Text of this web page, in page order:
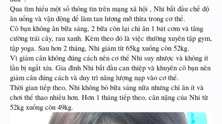
Qua tìm hiểu một số thông tin trên mạng xã hội , Nhi bắt đầu chế độ
ăn uống và vận động để làm tan lượng mỡ thừa trong cơ thể.
Cô bạn không ăn bữa sáng, 2 bữa còn lại chỉ ăn 1 bát cơm và tăng
cường trái cây, rau xanh. Kèm theo đó là việc thường xuyên tập gym,
tập yoga. Sau hơn 2 tháng, Nhi giảm từ 65kg xuống còn 52kg.
Vì giảm cân không đúng cách nên cơ thể Nhi suy nhược và không ít
lần bị ngất xỉu. Gia đình Nhi bắt đầu can thiệp và khuyên cô bạn nên
giảm cân đúng cách và duy trì năng lượng nạp vào cơ thể.
Thời gian tiếp theo, Nhi không bỏ bữa sáng nữa nhưng chỉ ăn ít và
chơi thể thao nhiều hơn. Hơn 1 tháng tiếp theo, cân nặng của Nhi từ
52kg xuống còn 49kg.